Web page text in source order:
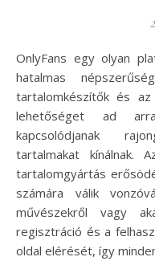
OnlyFans egy olyan platform, amely az utóbbi években
hatalmas
tartalomkészítők és
lehetőséget ad
kapcsolódjanak
tartalmakat kínálnak.
tartalomgyártás
számára válik
művészekről vagy
regisztráció és a
oldal elérését, így